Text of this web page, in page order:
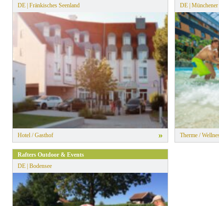
DE | Fränkisches Seenland
Hotel / Gasthof »
DE |
Therme /
Rafters Outdoor & Events
DE | Bodensee